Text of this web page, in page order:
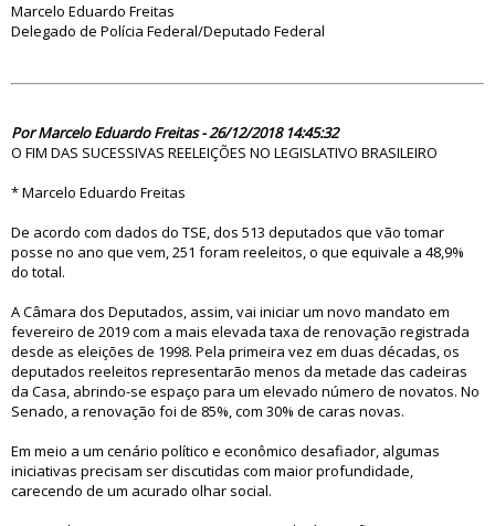
Marcelo Eduardo Freitas
Delegado de Polícia Federal/Deputado Federal
Por Marcelo Eduardo Freitas - 26/12/2018 14:45:32
O FIM DAS SUCESSIVAS REELEIÇÕES NO LEGISLATIVO BRASILEIRO
* Marcelo Eduardo Freitas
De acordo com dados do TSE, dos 513 deputados que vão tomar
posse no ano que vem, 251 foram reeleitos, o que equivale a 48,9%
do total.
A Câmara dos Deputados, assim, vai iniciar um novo mandato em
fevereiro de 2019 com a mais elevada taxa de renovação registrada
desde as eleições de 1998. Pela primeira vez em duas décadas, os
deputados reeleitos representarão menos da metade das cadeiras
da Casa, abrindo-se espaço para um elevado número de novatos. No
Senado, a renovação foi de 85%, com 30% de caras novas.
Em meio a um cenário político e econômico desafiador, algumas
iniciativas precisam ser discutidas com maior profundidade,
carecendo de um acurado olhar social.